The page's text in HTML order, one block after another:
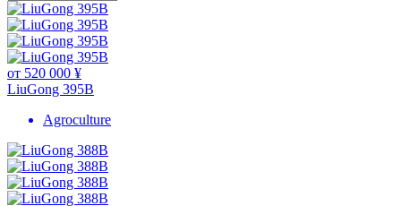
от 520 000 ¥
LiuGong 395B
Agroculture